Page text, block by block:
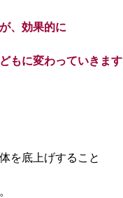
、 効果的に
もに変わっていきます
を底上げすること